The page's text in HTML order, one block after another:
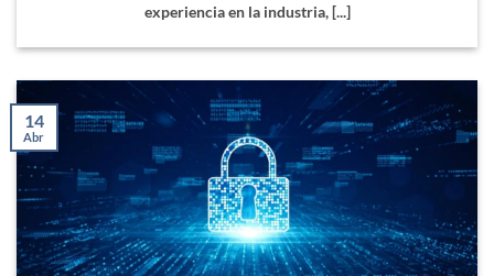
experiencia en la industria, [...]
14
Abr